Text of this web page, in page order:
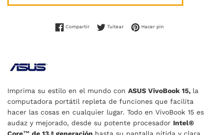
CompartirCompartir en Facebook
TuitearTuitear en Twitter
Hacer pinPinear en Pinterest
Imprima su estilo en el mundo con ASUS VivoBook 15, la
computadora portátil repleta de funciones que facilita
hacer las cosas en cualquier lugar. Todo en VivoBook 15 es
audaz y mejorado, desde su potente procesador Intel®
Core™ de 13.ª generación hasta su pantalla nítida y clara,